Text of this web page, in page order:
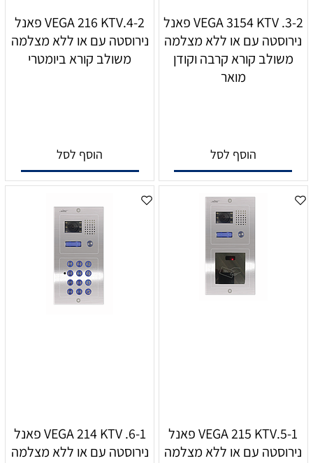
3-2. VEGA 3154 KTV פאנל
נירוסטה עם או ללא מצלמה
משולב קורא קרבה וקודן
מואר
הוסף לסל
4-2.VEGA 216 KTV פאנל
נירוסטה עם או ללא מצלמה
משולב קורא ביומטרי
הוסף לסל
5-1.VEGA 215 KTV פאנל
נירוסטה עם או ללא מצלמה
6-1. VEGA 214 KTV פאנל
נירוסטה עם או ללא מצלמה